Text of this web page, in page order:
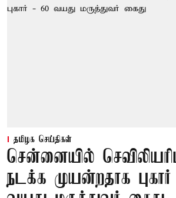
தமிழக செய்திகள்
சென்னையில்
நடக்க முயன்றதாக